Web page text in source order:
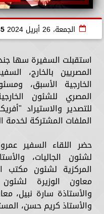
الجمعة، 26 أبريل 2024
استقبلت السفيرة سها
المصريين بالخارج،
الخارجية الأسبق،
المصري للشئون
للتصدير والاستيراد
الملفات المشتركة لخدمة
حضر اللقاء السفير
لشئون الجاليات،
المركزية لشئون مكتب
معاون الوزيرة لشئون
والأستاذة سارة نبيل،
والأستاذ كريم حسن،